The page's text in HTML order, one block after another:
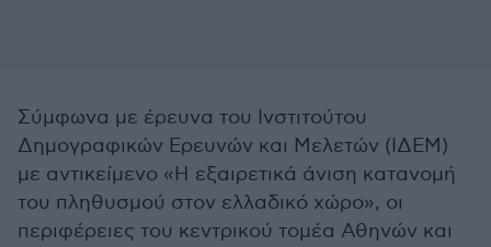
Σύμφωνα με έρευνα του Ινστιτούτου
Δημογραφικών Ερευνών και Μελετών (ΙΔΕΜ)
με αντικείμενο «Η εξαιρετικά άνιση κατανομή
του πληθυσμού στον ελλαδικό χώρο», οι
περιφέρειες του κεντρικού τομέα Αθηνών και